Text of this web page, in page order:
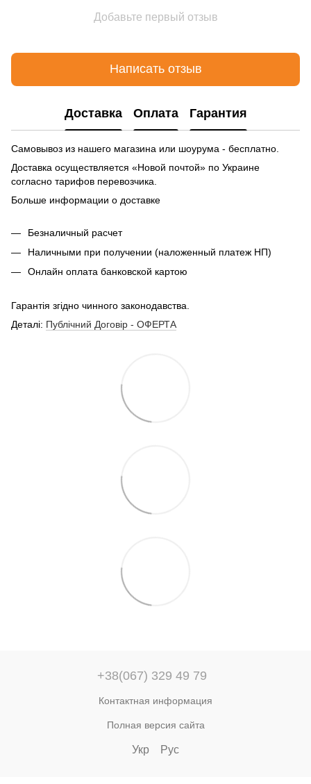
Добавьте первый отзыв
Написать отзыв
Доставка Оплата Гарантия
Самовывоз из нашего магазина или шоурума - бесплатно.
Доставка осуществляется «Новой почтой» по Украине
согласно тарифов перевозчика.
Больше информации о доставке
Безналичный расчет
Наличными при получении (наложенный платеж НП)
Онлайн оплата банковской картою
Гарантія згідно чинного законодавства.
Деталі: Публічний Договір - ОФЕРТА
+38(067) 329 49 79
Контактная информация
Полная версия сайта
Укр Рус